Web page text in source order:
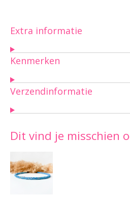
Extra informatie
Kenmerken
Verzendinformatie
Dit vind je misschien